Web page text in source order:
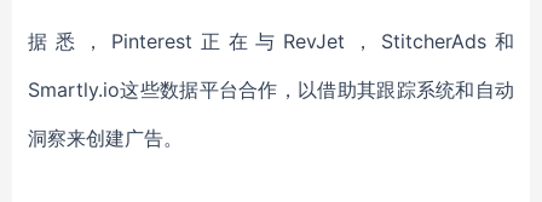
据悉， Pinterest 正在与 RevJet ， StitcherAds 和
Smartly.io这些数据平台合作，以借助其跟踪系统和自动
洞察来创建广告。